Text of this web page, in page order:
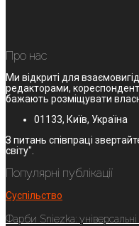
Про нас
Ми відкриті для
редакторами,
бажають розміщувати
01133, Київ, Україна
З питань співпраці
світу".
Популярні публікації
Суспільство
Фарби Sniezka: